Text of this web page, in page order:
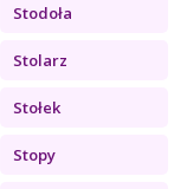
Stodoła
Stolarz
Stołek
Stopy